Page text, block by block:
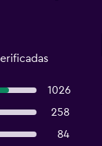
1026
258
84